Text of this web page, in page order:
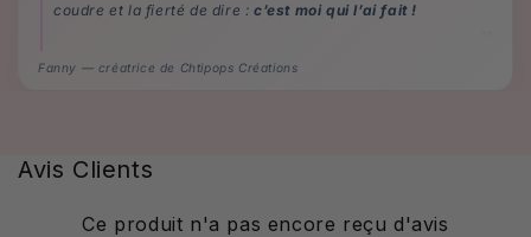
coudre et la fierté de dire :c’est moi qui l’ai fait !
Fanny — créatrice de Chtipops Créations
Avis Clients
Ce produit n'a pas encore reçu d'avis